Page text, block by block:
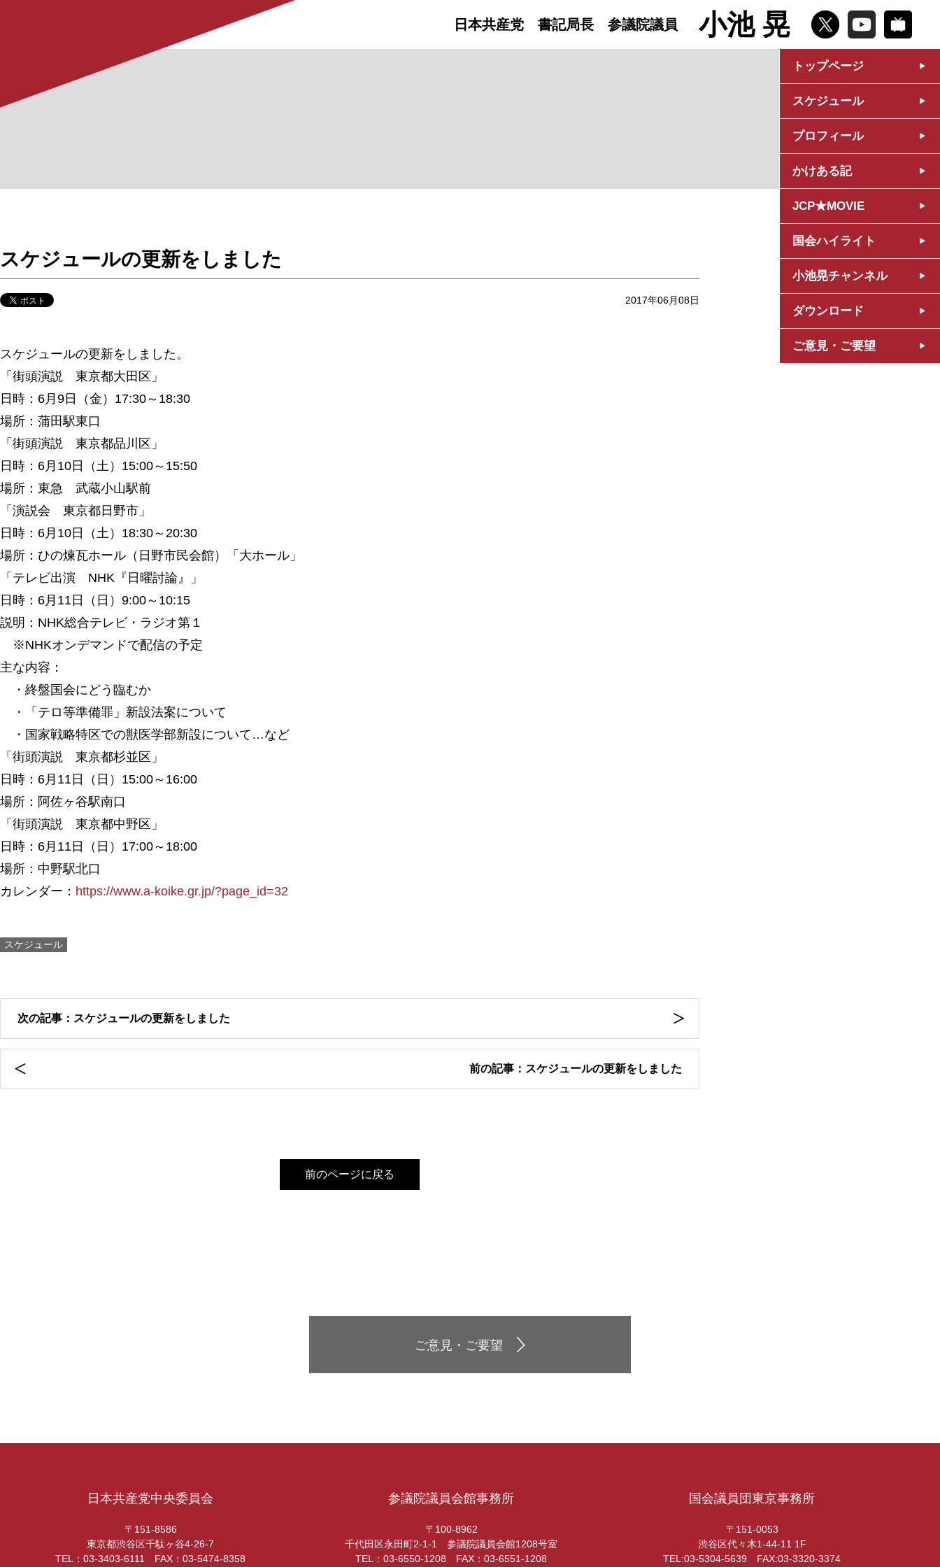
日本共産党 書記局長 参議院議員 小池 晃
トップページ
スケジュール
プロフィール
かけある記
JCP★MOVIE
国会ハイライト
小池晃チャンネル
ダウンロード
ご意見・ご要望
スケジュールの更新をしました
2017年06月08日
スケジュールの更新をしました。
「街頭演説 東京都大田区」
日時：6月9日（金）17:30～18:30
場所：蒲田駅東口
「街頭演説 東京都品川区」
日時：6月10日（土）15:00～15:50
場所：東急 武蔵小山駅前
「演説会 東京都日野市」
日時：6月10日（土）18:30～20:30
場所：ひの煉瓦ホール（日野市民会館）「大ホール」
「テレビ出演 NHK『日曜討論』」
日時：6月11日（日）9:00～10:15
説明：NHK総合テレビ・ラジオ第１
※NHKオンデマンドで配信の予定
主な内容：
・終盤国会にどう臨むか
・「テロ等準備罪」新設法案について
・国家戦略特区での獣医学部新設について…など
「街頭演説 東京都杉並区」
日時：6月11日（日）15:00～16:00
場所：阿佐ヶ谷駅南口
「街頭演説 東京都中野区」
日時：6月11日（日）17:00～18:00
場所：中野駅北口
カレンダー： https://www.a-koike.gr.jp/?page_id=32
スケジュール
次の記事：スケジュールの更新をしました
前の記事：スケジュールの更新をしました
前のページに戻る
ご意見・ご要望
日本共産党中央委員会
〒151-8586
東京都渋谷区千駄ヶ谷4-26-7
TEL：03-3403-6111 FAX：03-5474-8358
参議院議員会館事務所
〒100-8962
千代田区永田町2-1-1 参議院議員会館1208号室
TEL：03-6550-1208 FAX：03-6551-1208
国会議員団東京事務所
〒151-0053
渋谷区代々木1-44-11 1F
TEL:03-5304-5639 FAX:03-3320-3374